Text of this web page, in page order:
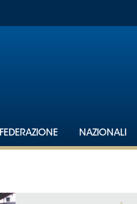
FEDERAZIONE NAZIONALI